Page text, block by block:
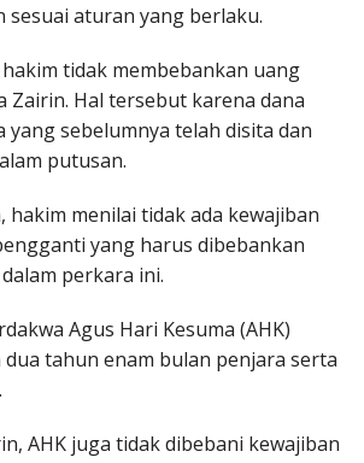
sesuai aturan yang berlaku.
tidak membebankan uang
Zairin. Hal tersebut karena dana
yang sebelumnya telah disita dan
putusan.
hakim menilai tidak ada kewajiban
yang harus dibebankan
perkara ini.
Agus Hari Kesuma (AHK)
tahun enam bulan penjara serta
AHK juga tidak dibebani kewajiban